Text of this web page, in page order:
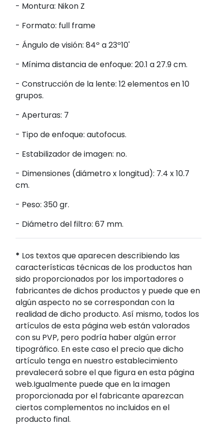
- Montura: Nikon Z
- Formato: full frame
- Ángulo de visión: 84º a 23º10'
- Mínima distancia de enfoque: 20.1 a 27.9 cm.
- Construcción de la lente: 12 elementos en 10
grupos.
- Aperturas: 7
- Tipo de enfoque: autofocus.
- Estabilizador de imagen: no.
- Dimensiones (diámetro x longitud): 7.4 x 10.7
cm.
- Peso: 350 gr.
- Diámetro del filtro: 67 mm.
* Los textos que aparecen describiendo las
características técnicas de los productos han
sido proporcionados por los importadores o
fabricantes de dichos productos y puede que en
algún aspecto no se correspondan con la
realidad de dicho producto. Así mismo, todos los
artículos de esta página web están valorados
con su PVP, pero podría haber algún error
tipográfico. En este caso el precio que dicho
artículo tenga en nuestro establecimiento
prevalecerá sobre el que figura en esta página
web.Igualmente puede que en la imagen
proporcionada por el fabricante aparezcan
ciertos complementos no incluidos en el
producto final.